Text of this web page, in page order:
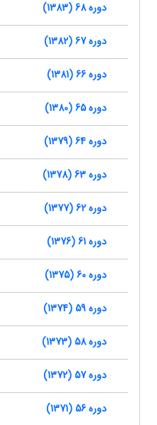
دوره 68 (1383)
دوره 67 (1382)
دوره 66 (1381)
دوره 65 (1380)
دوره 64 (1379)
دوره 63 (1378)
دوره 62 (1377)
دوره 61 (1376)
دوره 60 (1375)
دوره 59 (1374)
دوره 58 (1373)
دوره 57 (1372)
دوره 56 (1371)